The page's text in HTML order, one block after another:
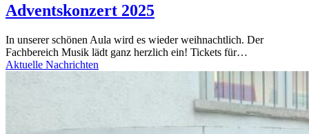
Adventskonzert 2025
In unserer schönen Aula wird es wieder weihnachtlich. Der
Fachbereich Musik lädt ganz herzlich ein! Tickets für…
Aktuelle Nachrichten